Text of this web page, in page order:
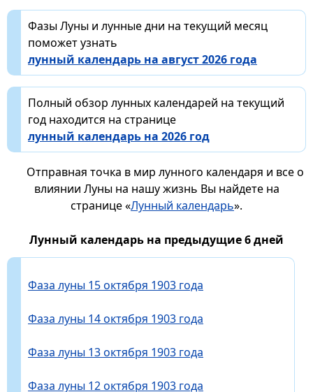
Фазы Луны и лунные дни на текущий месяц
поможет узнать
лунный календарь на август 2026 года
Полный обзор лунных календарей на текущий
год находится на странице
лунный календарь на 2026 год
Отправная точка в мир лунного календаря и все о
влиянии Луны на нашу жизнь Вы найдете на
странице «Лунный календарь».
Лунный календарь на предыдущие 6 дней
Фаза луны 15 октября 1903 года
Фаза луны 14 октября 1903 года
Фаза луны 13 октября 1903 года
Фаза луны 12 октября 1903 года